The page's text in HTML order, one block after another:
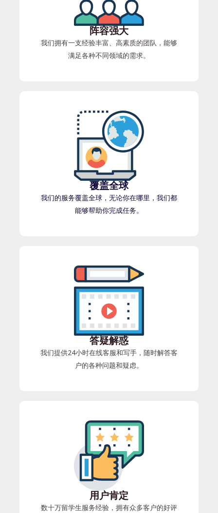
阵容强大
我们拥有一支经验丰富、高素质的团队，能够
满足各种不同领域的需求。
覆盖全球
我们的服务覆盖全球，无论你在哪里，我们都
能够帮助你完成任务。
答疑解惑
我们提供24小时在线客服和写手，随时解答客
户的各种问题和疑虑。
用户肯定
数十万留学生服务经验，拥有众多客户的好评